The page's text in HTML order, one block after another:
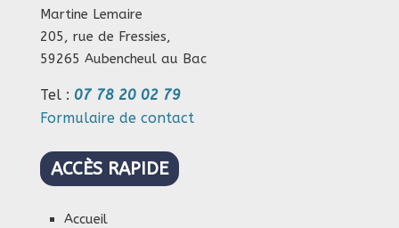
Martine Lemaire
205, rue de Fressies,
59265 Aubencheul au Bac
Tel : 07 78 20 02 79
Formulaire de contact
ACCÈS RAPIDE
Accueil